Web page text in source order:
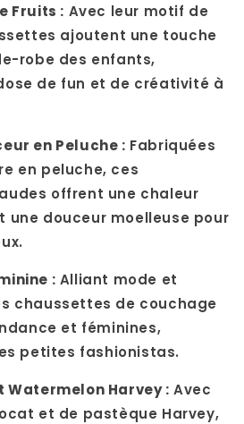
Fruits : Avec leur motif de
ajoutent une touche
robe des enfants,
de fun et de créativité à
en Peluche : Fabriquées
en peluche, ces
offrent une chaleur
une douceur moelleuse pour
: Alliant mode et
chaussettes de couchage
et féminines,
petites fashionistas.
Watermelon Harvey : Avec
et de pastèque Harvey,